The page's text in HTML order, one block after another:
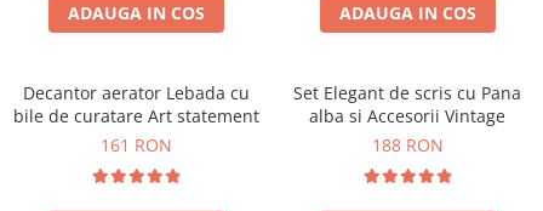
ADAUGA IN COS ADAUGA IN COS
Decantor aerator Lebada cu
bile de curatare Art statement
161 RON
Set Elegant de scris cu Pana
alba si Accesorii Vintage
188 RON